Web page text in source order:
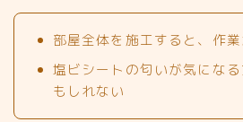
部屋全体を施工すると、作
塩ビシートの匂いが気にな
もしれない